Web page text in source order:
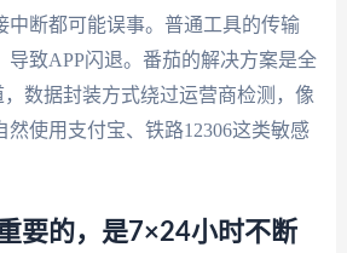
中断都可能误事。普通工具的传输
导致APP闪退。番茄的解决方案是全
，数据封装方式绕过运营商检测，像
然使用支付宝、铁路12306这类敏感
要的，是7×24小时不断